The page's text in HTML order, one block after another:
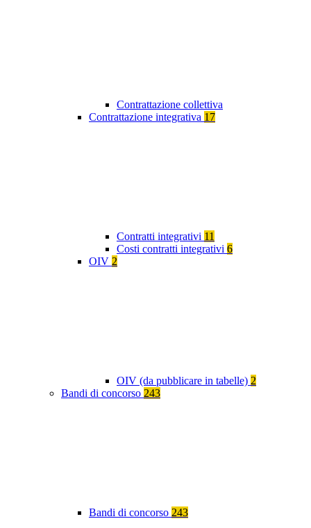
Contrattazione collettiva
Contrattazione integrativa 17
Contratti integrativi 11
Costi contratti integrativi 6
OIV 2
OIV (da pubblicare in tabelle) 2
Bandi di concorso 243
Bandi di concorso 243